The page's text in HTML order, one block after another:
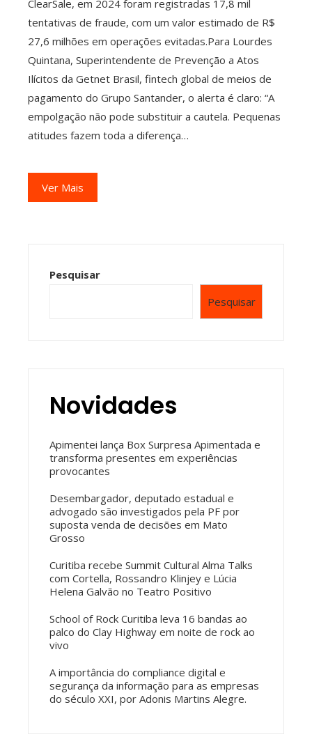
ClearSale, em 2024 foram registradas 17,8 mil
tentativas de fraude, com um valor estimado de R$
27,6 milhões em operações evitadas.Para Lourdes
Quintana, Superintendente de Prevenção a Atos
Ilícitos da Getnet Brasil, fintech global de meios de
pagamento do Grupo Santander, o alerta é claro: “A
empolgação não pode substituir a cautela. Pequenas
atitudes fazem toda a diferença…
Ver Mais
Pesquisar
Pesquisar
Novidades
Apimentei lança Box Surpresa Apimentada e
transforma presentes em experiências
provocantes
Desembargador, deputado estadual e
advogado são investigados pela PF por
suposta venda de decisões em Mato
Grosso
Curitiba recebe Summit Cultural Alma Talks
com Cortella, Rossandro Klinjey e Lúcia
Helena Galvão no Teatro Positivo
School of Rock Curitiba leva 16 bandas ao
palco do Clay Highway em noite de rock ao
vivo
A importância do compliance digital e
segurança da informação para as empresas
do século XXI, por Adonis Martins Alegre.